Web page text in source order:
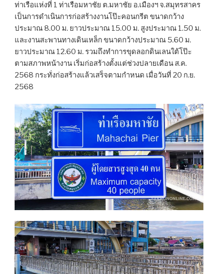
ท่าเรือแห่งที่ 1 ท่าเรือมหาชัย ต.มหาชัย อ.เมืองฯ จ.สมุทรสาคร
เป็นการดำเนินการก่อสร้างงานโป๊ะคอนกรีต ขนาดกว้าง
ประมาณ 8.00 ม. ยาวประมาณ 15.00 ม. สูงประมาณ 1.50 ม.
และงานสะพานทางเดินเหล็ก ขนาดกว้างประมาณ 5.60 ม.
ยาวประมาณ 12.60 ม. รวมถึงทำการขุดลอกดินเลนใต้โป๊ะ
ตามสภาพหน้างาน เริ่มก่อสร้างตั้งแต่ช่วงปลายเดือน ส.ค.
2568 กระทั่งก่อสร้างแล้วเสร็จตามกำหนด เมื่อวันที่ 20 ก.ย.
2568